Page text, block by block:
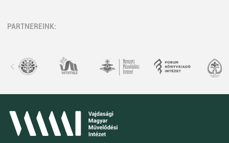
PARTNEREINK: